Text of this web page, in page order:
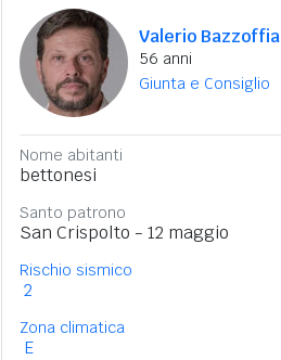
Valerio Bazzoffia
56 anni
Giunta e Consiglio
Nome abitanti
bettonesi
Santo patrono
San Crispolto - 12 maggio
Rischio sismico
2
Zona climatica
E